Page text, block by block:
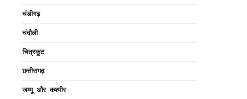
चंडीगढ़
चंदौली
चित्रकूट
छत्तीसगढ़
जम्मू और कश्मीर